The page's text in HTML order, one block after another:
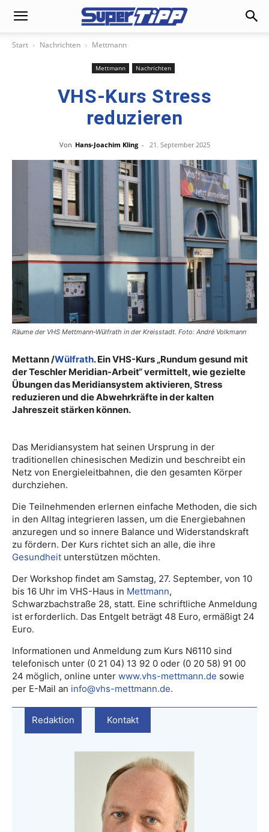
Start Nachrichten Mettmann
Mettmann Nachrichten
VHS-Kurs Stress
reduzieren
Von Hans-Joachim Kling - 21. September 2025
Räume der VHS Mettmann-Wülfrath in der Kreisstadt. Foto: André Volkmann
Mettann /Wülfrath. Ein VHS-Kurs „Rundum gesund mit
der Teschler Meridian-Arbeit“ vermittelt, wie gezielte
Übungen das Meridiansystem aktivieren, Stress
reduzieren und die Abwehrkräfte in der kalten
Jahreszeit stärken können.
Das Meridiansystem hat seinen Ursprung in der
traditionellen chinesischen Medizin und beschreibt ein
Netz von Energieleitbahnen, die den gesamten Körper
durchziehen.
Die Teilnehmenden erlernen einfache Methoden, die sich
in den Alltag integrieren lassen, um die Energiebahnen
anzuregen und so innere Balance und Widerstandskraft
zu fördern. Der Kurs richtet sich an alle, die ihre
Gesundheit unterstützen möchten.
Der Workshop findet am Samstag, 27. September, von 10
bis 16 Uhr im VHS-Haus in Mettmann,
Schwarzbachstraße 28, statt. Eine schriftliche Anmeldung
ist erforderlich. Das Entgelt beträgt 48 Euro, ermäßigt 24
Euro.
Informationen und Anmeldung zum Kurs N6110 sind
telefonisch unter (0 21 04) 13 92 0 oder (0 20 58) 91 00
24 möglich, online unter www.vhs-mettmann.de sowie
per E-Mail an info@vhs-mettmann.de.
Redaktion Kontakt